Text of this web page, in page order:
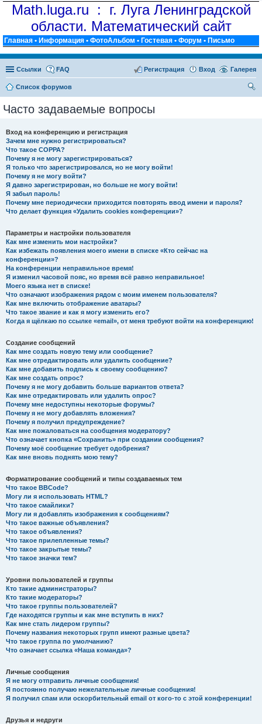
Math.luga.ru : г. Луга Ленинградской
области. Математический сайт
Главная • Информация • ФотоАльбом • Гостевая • Форум • Письмо
Ссылки Галерея
FAQ Вход
Регистрация
Список форумов
Часто задаваемые вопросы
Вход на конференцию и регистрация
Зачем мне нужно регистрироваться?
Что такое COPPA?
Почему я не могу зарегистрироваться?
Я только что зарегистрировался, но не могу войти!
Почему я не могу войти?
Я давно зарегистрирован, но больше не могу войти!
Я забыл пароль!
Почему мне периодически приходится повторять ввод имени и пароля?
Что делает функция «Удалить cookies конференции»?
Параметры и настройки пользователя
Как мне изменить мои настройки?
Как избежать появления моего имени в списке «Кто сейчас на
конференции»?
На конференции неправильное время!
Я изменил часовой пояс, но время всё равно неправильное!
Моего языка нет в списке!
Что означают изображения рядом с моим именем пользователя?
Как мне включить отображение аватары?
Что такое звание и как я могу изменить его?
Когда я щёлкаю по ссылке «email», от меня требуют войти на конференцию!
Создание сообщений
Как мне создать новую тему или сообщение?
Как мне отредактировать или удалить сообщение?
Как мне добавить подпись к своему сообщению?
Как мне создать опрос?
Почему я не могу добавить больше вариантов ответа?
Как мне отредактировать или удалить опрос?
Почему мне недоступны некоторые форумы?
Почему я не могу добавлять вложения?
Почему я получил предупреждение?
Как мне пожаловаться на сообщения модератору?
Что означает кнопка «Сохранить» при создании сообщения?
Почему моё сообщение требует одобрения?
Как мне вновь поднять мою тему?
Форматирование сообщений и типы создаваемых тем
Что такое BBCode?
Могу ли я использовать HTML?
Что такое смайлики?
Могу ли я добавлять изображения к сообщениям?
Что такое важные объявления?
Что такое объявления?
Что такое прилепленные темы?
Что такое закрытые темы?
Что такое значки тем?
Уровни пользователей и группы
Кто такие администраторы?
Кто такие модераторы?
Что такое группы пользователей?
Где находятся группы и как мне вступить в них?
Как мне стать лидером группы?
Почему названия некоторых групп имеют разные цвета?
Что такое группа по умолчанию?
Что означает ссылка «Наша команда»?
Личные сообщения
Я не могу отправить личные сообщения!
Я постоянно получаю нежелательные личные сообщения!
Я получил спам или оскорбительный email от кого-то с этой конференции!
Друзья и недруги